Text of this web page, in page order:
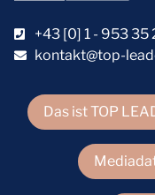
Das ist TOP
+43 [0] 1 - 953 35
kontakt@top-